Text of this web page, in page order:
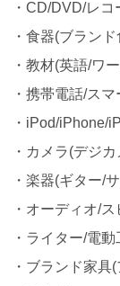
・CD/DVD/レ
・食器(ブラン
・教材(英語/ワ
・携帯電話/ス
・iPod/iPhone/
・カメラ(デジ
・楽器(ギター/
・オーディオ/
・ライター/電
・ブランド家